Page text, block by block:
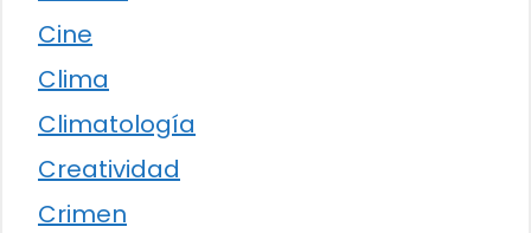
Cine
Clima
Climatología
Creatividad
Crimen